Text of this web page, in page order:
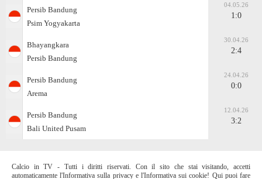
Persib Bandung
Psim Yogyakarta
04.05.26
1:0
Bhayangkara
Persib Bandung
30.04.26
2:4
Persib Bandung
Arema
24.04.26
0:0
Persib Bandung
Bali United Pusam
12.04.26
3:2
Calcio in TV - Tutti i diritti riservati. Con il sito che stai visitando, accetti
automaticamente l'Informativa sulla privacy e l'Informativa sui cookie! Qui puoi fare